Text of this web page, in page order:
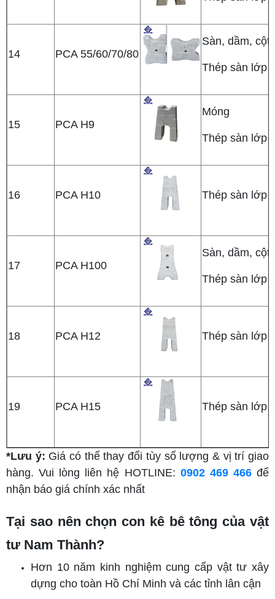
14 PCA 55/60/70/80
Sàn, dầm,
Thép sàn lớp
15 PCA H9
Móng
Thép sàn lớp
16 PCA H10 Thép sàn lớp
17 PCA H100
Sàn, dầm,
Thép sàn lớp
18 PCA H12 Thép sàn lớp
19 PCA H15 Thép sàn lớp
*Lưu ý: Giá có thể thay đổi tùy số lượng & vị trí giao
hàng. Vui lòng liên hệ HOTLINE: 0902 469 466để
nhận báo giá chính xác nhất
Tại sao nên chọn con kê bê tông của vật
tư Nam Thành?
Hơn 10 năm kinh nghiệm cung cấp vật tư xây
dựng cho toàn Hồ Chí Minh và các tỉnh lân cận